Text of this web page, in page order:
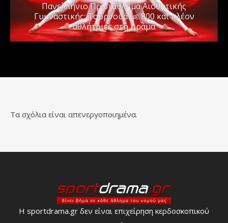
Πανελλήνιο Πρωτάθλημα Αισθητικής
Γυμναστικής: Τουρνουά με 800 και πλέον
αθλήτριες στη Δράμα
Τα σχόλια είναι απενεργοποιημένα.
Η sportdrama.gr δεν είναι επιχείρηση κερδοσκοπικού